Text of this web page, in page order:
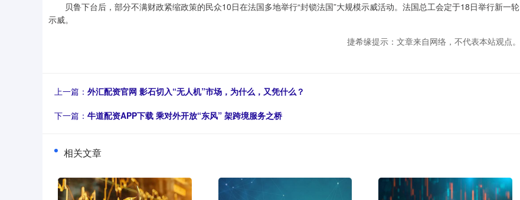
贝鲁下台后，部分不满财政紧缩政策的民众10日在法国多地举行“封锁法国”大规模示威活动。法国总工会定于18日举行新一轮
示威。
捷希缘提示：文章来自网络，不代表本站观点。
上一篇： 外汇配资官网 影石切入“无人机”市场，为什么，又凭什么？
下一篇： 牛道配资APP下载 乘对外开放“东风” 架跨境服务之桥
相关文章